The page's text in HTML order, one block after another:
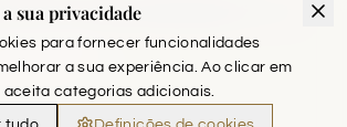
IMPERIAL
sua privacidade
para fornecer funcionalidades
a sua experiência. Ao clicar em
aceita categorias adicionais.